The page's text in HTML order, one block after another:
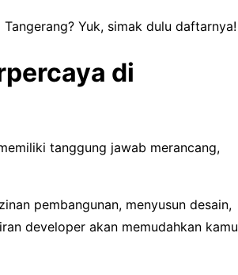
Yuk, simak dulu daftarnya!
di
tanggung jawab merancang,
pembangunan, menyusun desain,
developer akan memudahkan kamu